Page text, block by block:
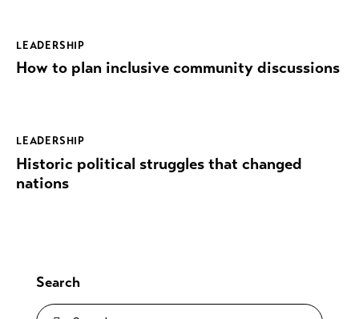
LEADERSHIP
How to plan inclusive community discussions
LEADERSHIP
Historic political struggles that changed
nations
Search